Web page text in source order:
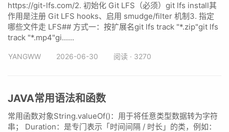
https://git-lfs.com/2. 初始化 Git LFS（必须）git lfs install其
作用是注册 Git LFS hooks、启用 smudge/filter 机制3. 指定
哪些文件走 LFS## 方式一：按扩展名git lfs track "*.zip"git lfs
track "*.mp4"gi......
YANGWW 2026-06-30 阅读 · 3270
JAVA常用语法和函数
常用函数对象String.valueOf()：用于将任意类型数据转为字符
串； Duration：是专门表示「时间间隔 / 时长」的类，例如：